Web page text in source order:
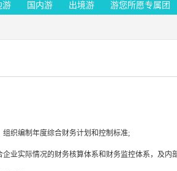
游 国内游 出境游 游您所愿专属团
组织编制年度综合财务计划和控制标准;
企业实际情况的财务核算体系和财务监控体系，及内